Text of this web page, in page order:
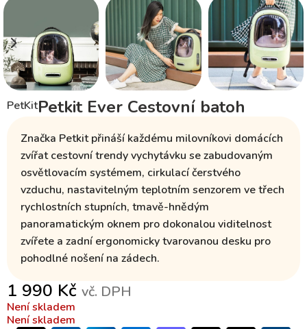
PetKitPetkit Ever Cestovní batoh
Značka Petkit přináší každému milovníkovi domácích
zvířatcestovní trendy vychytávku se zabudovaným
osvětlovacím systémem, cirkulací čerstvého
vzduchu, nastavitelným teplotním senzorem ve třech
rychlostních stupních, tmavě-hnědým
panoramatickým oknem pro dokonalou viditelnost
zvířete a zadní ergonomicky tvarovanou desku pro
pohodlné nošení na zádech.
1 990 Kč vč. DPH
Není skladem
Není skladem